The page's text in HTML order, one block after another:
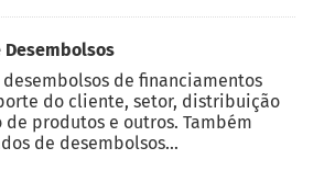
de financiamentos
do cliente, setor, distribuição
de produtos e outros. Também
de desembolsos...